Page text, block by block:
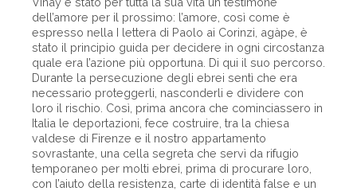
dell’amore per il prossimo: l’amore, così come è
espresso nella I lettera di Paolo ai Corinzi, agàpe, è
stato il principio guida per decidere in ogni circostanza
quale era l’azione più opportuna. Di qui il suo percorso.
Durante la persecuzione degli ebrei sentì che era
necessario proteggerli, nasconderli e dividere con
loro il rischio. Così, prima ancora che cominciassero in
Italia le deportazioni, fece costruire, tra la chiesa
valdese di Firenze e il nostro appartamento
sovrastante, una cella segreta che servì da rifugio
temporaneo per molti ebrei, prima di procurare loro,
con l’aiuto della resistenza, carte di identità false e un